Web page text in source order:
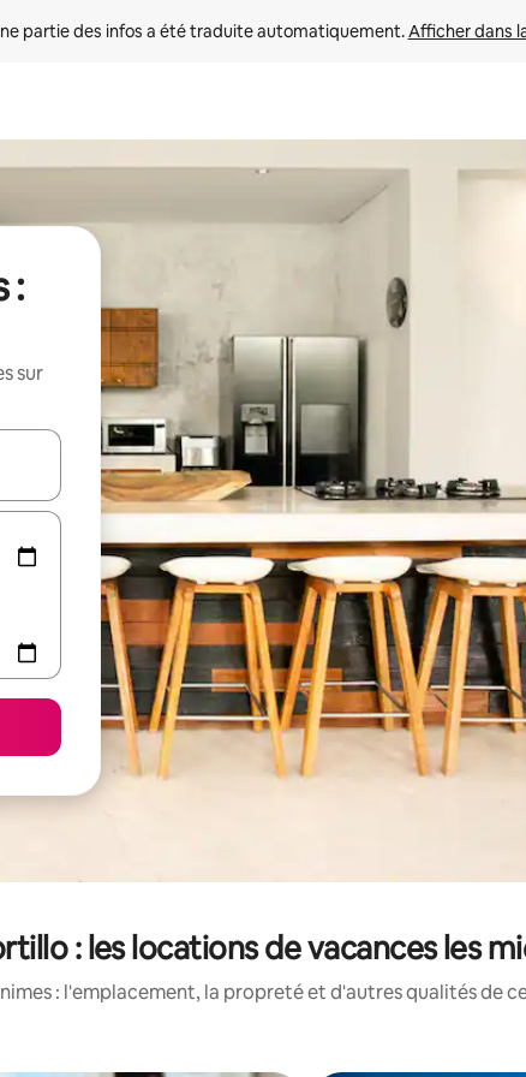
partie des infos a été traduite automatiquement. Afficher dans
:
sur
en utilisant les flèches vers le haut et vers le bas, ou en appuyant
: les locations de vacances les
: l'emplacement, la propreté et d'autres qualités de